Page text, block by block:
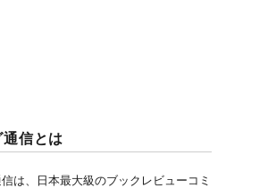
信とは
は、日本最大級のブックレビューコミ